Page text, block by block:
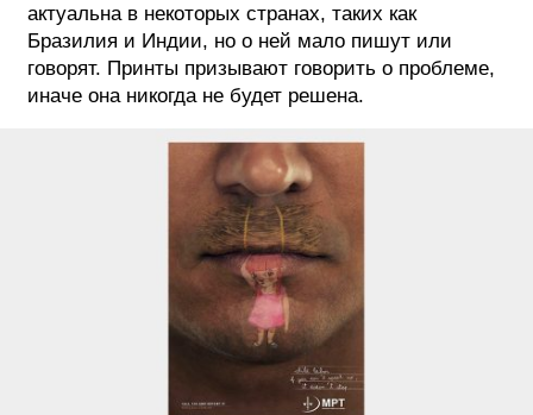
актуальна в некоторых странах, таких как
Бразилия и Индии, но о ней мало пишут или
говорят. Принты призывают говорить о проблеме,
иначе она никогда не будет решена.